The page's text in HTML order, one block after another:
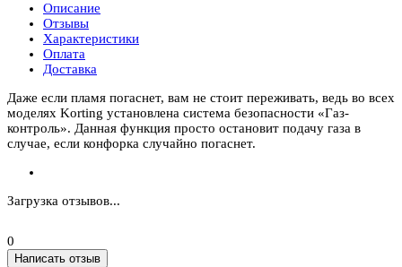
Описание
Отзывы
Характеристики
Оплата
Доставка
Даже если пламя погаснет, вам не стоит переживать, ведь во всех
моделях Korting установлена система безопасности «Газ-
контроль». Данная функция просто остановит подачу газа в
случае, если конфорка случайно погаснет.
Загрузка отзывов...
0
Написать отзыв